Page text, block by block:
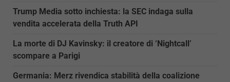
Trump Media sotto inchiesta: la SEC indaga sulla
vendita accelerata della Truth API
La morte di DJ Kavinsky: il creatore di ‘Nightcall’
scompare a Parigi
Germania: Merz rivendica stabilità della coalizione